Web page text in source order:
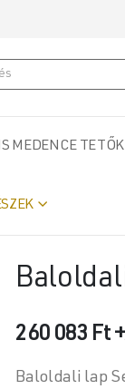
MEDENCE TETŐK
260 083 Ft
Baloldali lap